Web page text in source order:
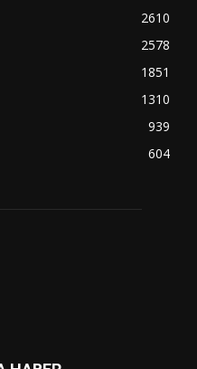
2610
2578
1851
1310
939
604